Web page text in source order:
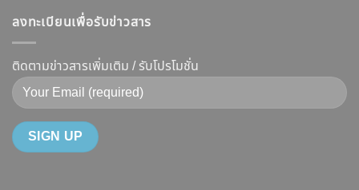
ดี
วิธี
ผลลัพธ์
ต่าง
ลงทะเบียนเพื่อรับข่าวสาร
ติดตามข่าวสารเพิ่มเติม / รับโปรโมชั่น